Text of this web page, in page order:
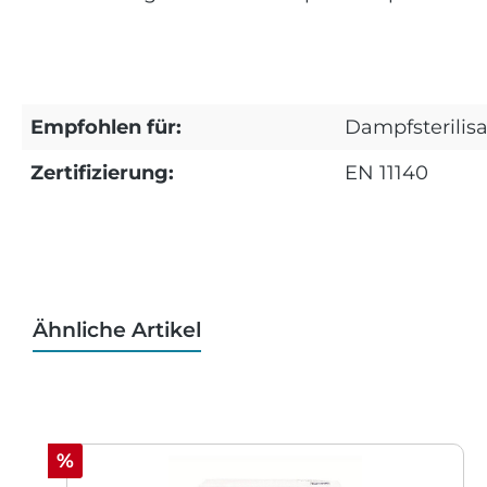
Empfohlen für:
Zertifizierung:
EN 11140
Ähnliche Artikel
Rabatt
%